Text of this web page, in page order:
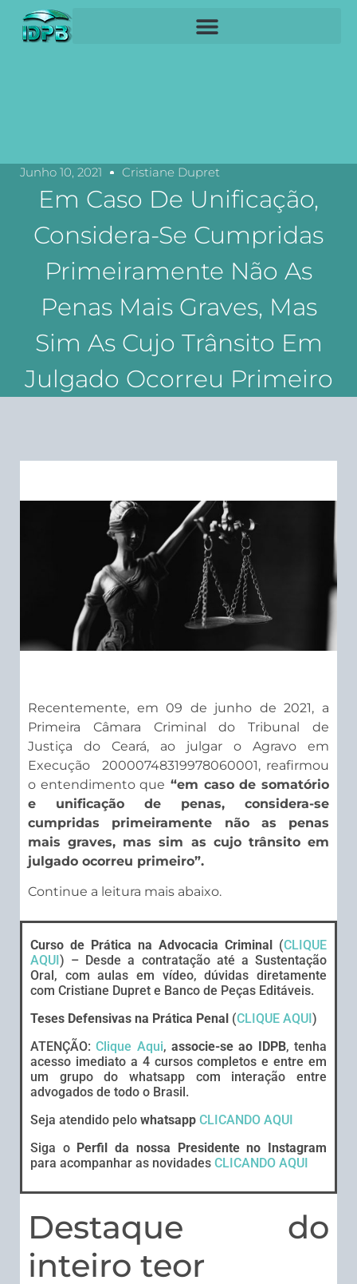
Junho 10, 2021 Cristiane Dupret
Em Caso De Unificação,
Considera-Se Cumpridas
Primeiramente Não As
Penas Mais Graves, Mas
Sim As Cujo Trânsito Em
Julgado Ocorreu Primeiro
​Recentemente, em 09 de junho de 2021, a
Primeira Câmara Criminal do Tribunal de
Justiça do Ceará, ao julgar o Agravo em
Execução 20000748319978060001, reafirmou
o entendimento que “em caso de somatório
e unificação de penas, considera-se
cumpridas primeiramente não as penas
mais graves, mas sim as cujo trânsito em
julgado ocorreu primeiro”.
Continue a leitura mais abaixo.
Curso de Prática na Advocacia Criminal (CLIQUE
AQUI ) – Desde a contratação até a Sustentação
Oral, com aulas em vídeo, dúvidas diretamente
com Cristiane Dupret e Banco de Peças Editáveis.
Teses Defensivas na Prática Penal (CLIQUE AQUI )
ATENÇÃO:Clique Aqui,associe-se ao IDPB, tenha
acesso imediato a 4 cursos completos e entre em
um grupo do whatsapp com interação entre
advogados de todo o Brasil.
Seja atendido pelo whatsapp CLICANDO AQUI
Siga o Perfil da nossa Presidente no Instagram
para acompanhar as novidades CLICANDO AQUI
Destaque do
inteiro teor